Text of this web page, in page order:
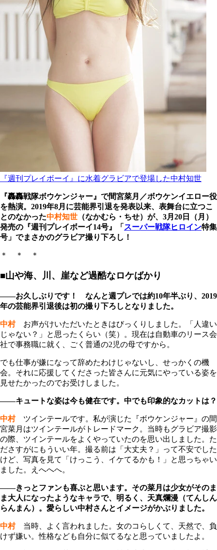
『週刊プレイボーイ』に水着グラビアで登場した中村知世
『轟轟戦隊ボウケンジャー』で間宮菜月／ボウケンイエロー役
を熱演。2019年8月に芸能界引退を発表以来、表舞台に立つこ
とのなかった中村知世 （なかむら・ちせ）が、3月20日（月）
発売の『週刊プレイボーイ14号』「 スーパー戦隊ヒロイン特集
号」でまさかのグラビア撮り下ろし！
＊ ＊ ＊
■山や海、川、崖など過酷なロケばかり
――お久しぶりです！ なんと週プレでは約10年半ぶり、2019
年の芸能界引退後は初の撮り下ろしとなりました。
中村お声がけいただいたときはびっくりしました。「人違い
じゃない？」と思ったくらい（笑）。現在は自動車のリース会
社で事務職に就く、ごく普通の2児の母ですから。
でも仕事が嫌になって辞めたわけじゃないし、せっかくの機
会。それに応援してくださった皆さんに元気にやっている姿を
見せたかったのでお受けしました。
――キュートな姿は今も健在です。中でも印象的なカットは？
中村ツインテールです。私が演じた『ボウケンジャー』の間
宮菜月はツインテールがトレードマーク。当時もグラビア撮影
の際、ツインテールをよくやっていたのを思い出しました。た
ださすがにもういい年。撮る前は「大丈夫？」って不安でした
けど、写真を見て「けっこう、イケてるかも！」と思っちゃい
ました。えへへへ。
――きっとファンも喜ぶと思います。その菜月は少女がそのま
ま大人になったようなキャラで、明るく、天真爛漫（てんしん
らんまん）。愛らしい中村さんとイメージがかぶりました。
中村当時、よく言われました。女のコらしくて、天然で、負
けず嫌い。性格なども自分に似てるなと思っていましたよ。